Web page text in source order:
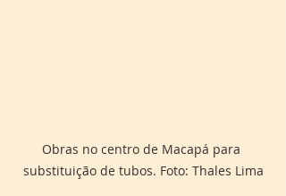
Obras no centro de Macapá para
substituição de tubos. Foto: Thales Lima